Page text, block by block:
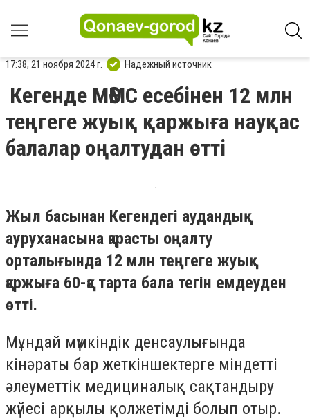
17:38, 21 ноября 2024 г. Надежный источник
Кегенде МӘМС есебінен 12 млн
теңгеге жуық қаржыға науқас
балалар оңалтудан өтті
Жыл басынан Кегендегі аудандық
ауруханасына қарасты оңалту
орталығында 12 млн теңгеге жуық
қаржыға 60-қа тарта бала тегін емдеуден
өтті.
Мұндай мүмкіндік денсаулығында
кінәраты бар жеткіншектерге міндетті
әлеуметтік медициналық сақтандыру
жүйесі арқылы қолжетімді болып отыр.